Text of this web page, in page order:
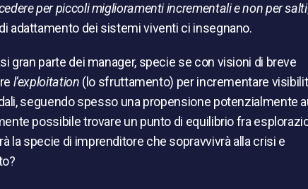
per piccoli miglioramenti incrementali e non per salti
adattamento dei sistemi viventi ci insegnano.
gran parte dei manager, specie se con visioni di breve
l’exploitation (lo sfruttamento) per incrementare
seguendo spesso una propensione potenzialmente
possibile trovare un punto di equilibrio fra
la specie di imprenditore che sopravvivrà alla crisi e